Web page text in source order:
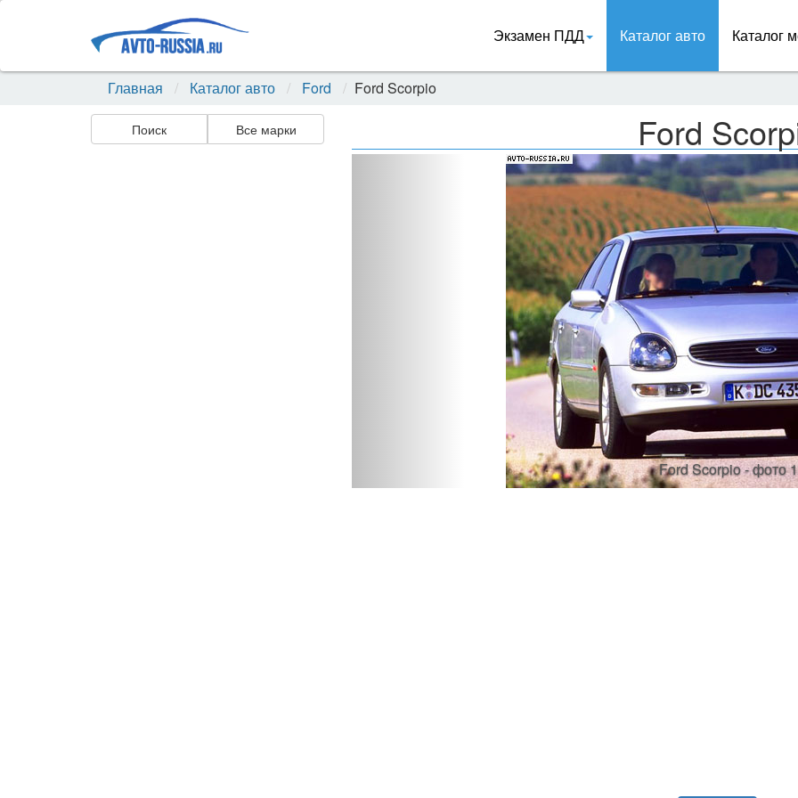
Экзамен ПДД Каталог авто Каталог
Главная Каталог авто Ford Ford Scorpio
Поиск Все марки Ford
Ford Scorpio - фото 2